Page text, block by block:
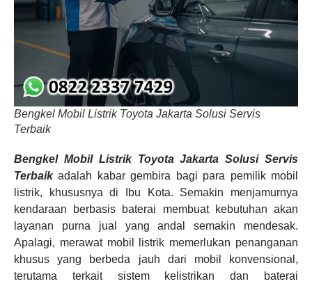
Bengkel Mobil Listrik Toyota Jakarta Solusi Servis
Terbaik
Bengkel Mobil Listrik Toyota Jakarta Solusi Servis
Terbaikadalah kabar gembira bagi para pemilik mobil
listrik, khususnya di Ibu Kota. Semakin menjamurnya
kendaraan berbasis baterai membuat kebutuhan akan
layanan purna jual yang andal semakin mendesak.
Apalagi, merawat mobil listrik memerlukan penanganan
khusus yang berbeda jauh dari mobil konvensional,
terutama terkait sistem kelistrikan dan baterai